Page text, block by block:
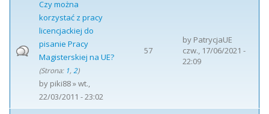
Czy można
korzystać z pracy
licencjackiej do
pisanie Pracy
Magisterskiej na UE?
(Strona: 1, 2)
by piki88» wt.,
22/03/2011 - 23:02
57
by PatrycjaUE
czw., 17/06/2021 -
22:09